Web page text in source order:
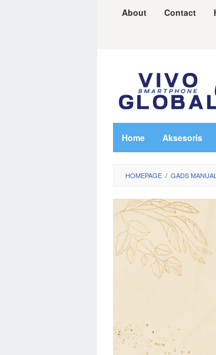
About Contact
Home Aksesoris
HOMEPAGE / GADS MANUAL